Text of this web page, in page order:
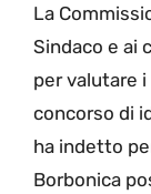
La
Sindaco e ai
per valutare
concorso di
ha indetto
Borbonica